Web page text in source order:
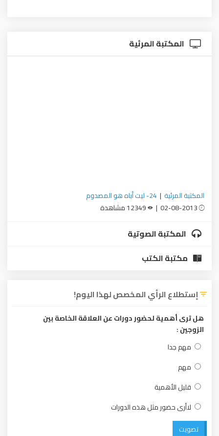
المكتبة المرئية
المكتبة المرئية | 24- ليت أباه هو المصدوم
المكتبة الصوتية
مكتبة الكتب
إستطلاع الرأي المخصص لهذا اليوم!
هل ترى أهمية لحضور دورات عن العلاقة الخاصة بين
الزوجين :
مهم جدا
مهم
قليل الأهمية
لاأرى حضور مثل هذه الدورات
تصويت